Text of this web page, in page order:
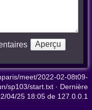
meet/2022-02-08t09-
sp103/start.txt · Dernière
04/25 18:05 de 127.0.0.1